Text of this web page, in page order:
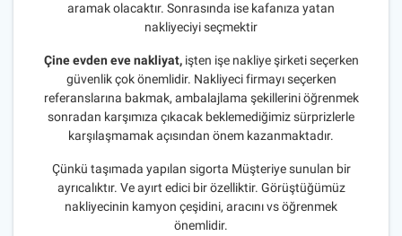
aramak olacaktır. Sonrasında ise kafanıza yatan
nakliyeciyi seçmektir
Çine evden eve nakliyat,işten işe nakliye şirketi seçerken
güvenlik çok önemlidir. Nakliyeci firmayı seçerken
referanslarına bakmak, ambalajlama şekillerini öğrenmek
sonradan karşımıza çıkacak beklemediğimiz sürprizlerle
karşılaşmamak açısından önem kazanmaktadır.
Çünkü taşımada yapılan sigorta Müşteriye sunulan bir
ayrıcalıktır. Ve ayırt edici bir özelliktir. Görüştüğümüz
nakliyecinin kamyon çeşidini, aracını vs öğrenmek
önemlidir.